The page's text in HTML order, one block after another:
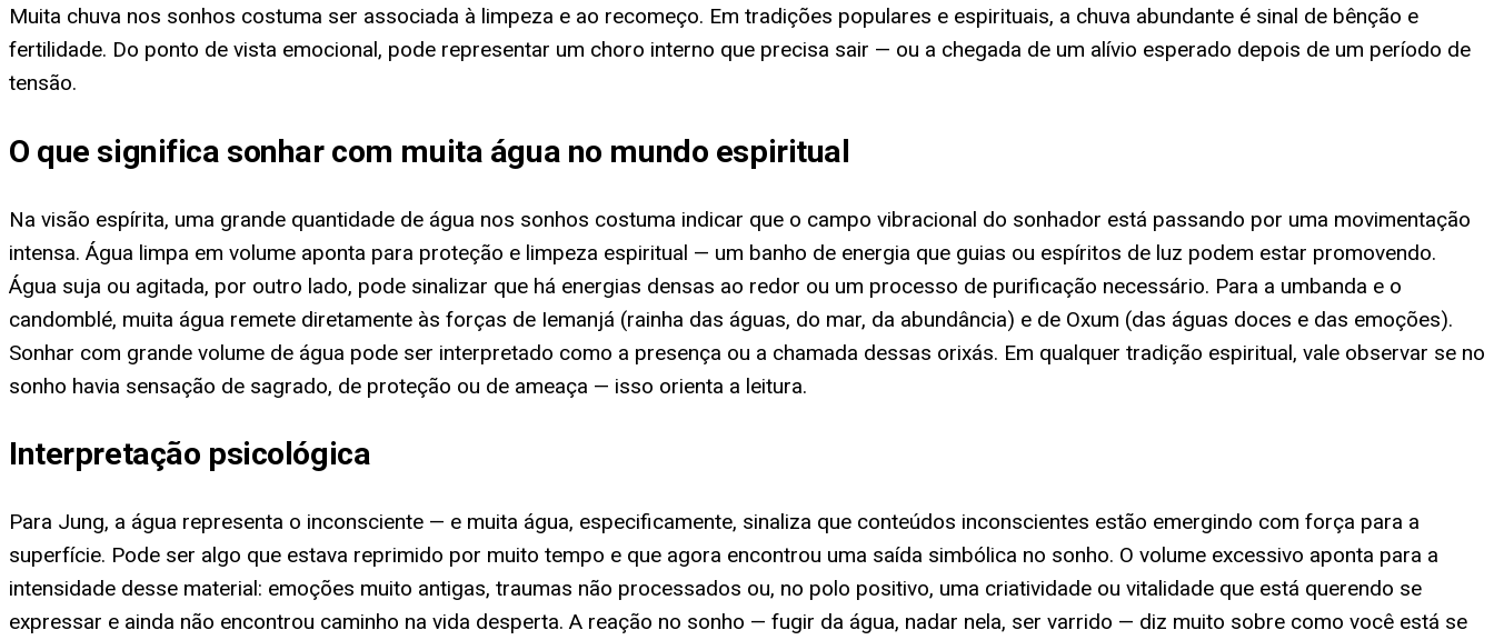
Muita chuva nos sonhos costuma ser associada à limpeza e ao recomeço. Em tradições populares e espirituais, a chuva abundante é sinal de bênção e
fertilidade. Do ponto de vista emocional, pode representar um choro interno que precisa sair — ou a chegada de um alívio esperado depois de um período de
tensão.
O que significa sonhar com muita água no mundo espiritual
Na visão espírita, uma grande quantidade de água nos sonhos costuma indicar que o campo vibracional do sonhador está passando por uma movimentação
intensa. Água limpa em volume aponta para proteção e limpeza espiritual — um banho de energia que guias ou espíritos de luz podem estar promovendo.
Água suja ou agitada, por outro lado, pode sinalizar que há energias densas ao redor ou um processo de purificação necessário. Para a umbanda e o
candomblé, muita água remete diretamente às forças de Iemanjá (rainha das águas, do mar, da abundância) e de Oxum (das águas doces e das emoções).
Sonhar com grande volume de água pode ser interpretado como a presença ou a chamada dessas orixás. Em qualquer tradição espiritual, vale observar se no
sonho havia sensação de sagrado, de proteção ou de ameaça — isso orienta a leitura.
Interpretação psicológica
Para Jung, a água representa o inconsciente — e muita água, especificamente, sinaliza que conteúdos inconscientes estão emergindo com força para a
superfície. Pode ser algo que estava reprimido por muito tempo e que agora encontrou uma saída simbólica no sonho. O volume excessivo aponta para a
intensidade desse material: emoções muito antigas, traumas não processados ou, no polo positivo, uma criatividade ou vitalidade que está querendo se
expressar e ainda não encontrou caminho na vida desperta. A reação no sonho — fugir da água, nadar nela, ser varrido — diz muito sobre como você está se